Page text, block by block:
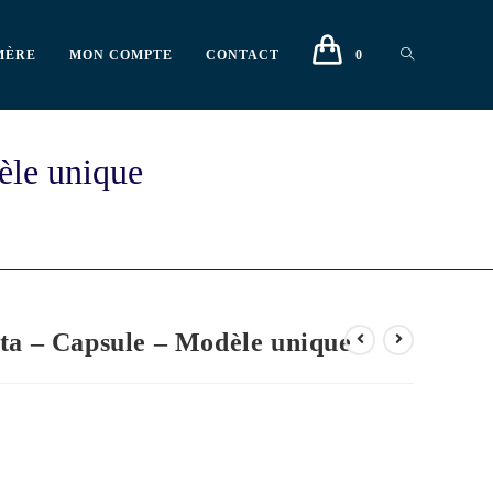
MON COMPTE CONTACT 0
unique
– Capsule – Modèle unique